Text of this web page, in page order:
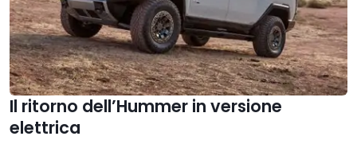
Il ritorno dell’Hummer in versione
elettrica